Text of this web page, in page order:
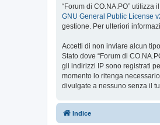
“Forum di CO.NA.PO” utilizza
GNU General Public License
gestione. Per ulteriori
Accetti di non inviare alcun
Stato dove “Forum di
gli indirizzi IP sono registrati
momento lo ritenga
divulgate a nessuno senza il
Indice